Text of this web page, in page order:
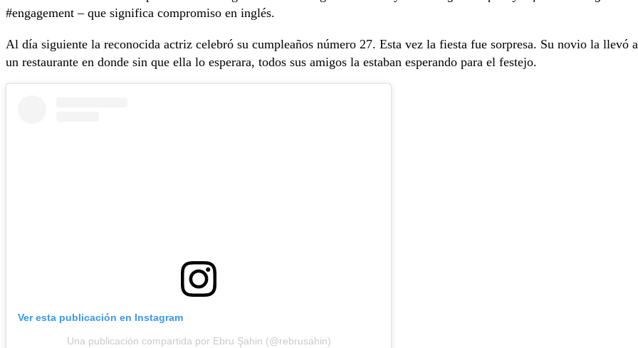
#engagement – que significa compromiso en inglés.
Al día siguiente la reconocida actriz celebró su cumpleaños número 27. Esta vez la fiesta fue sorpresa. Su novio la llevó a
un restaurante en donde sin que ella lo esperara, todos sus amigos la estaban esperando para el festejo.
Ver esta publicación en Instagram
Una publicación compartida por Ebru Şahin (@rebrusahin)